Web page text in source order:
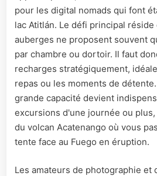
pour les digital nomads qui font
lac Atitlán. Le défi principal
auberges ne proposent souvent
par chambre ou dortoir. Il faut
recharges stratégiquement,
repas ou les moments de
grande capacité devient
excursions d'une journée ou
du volcan Acatenango où vous
tente face au Fuego en éruption.
Les amateurs de photographie et